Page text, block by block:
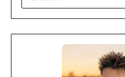
OVER